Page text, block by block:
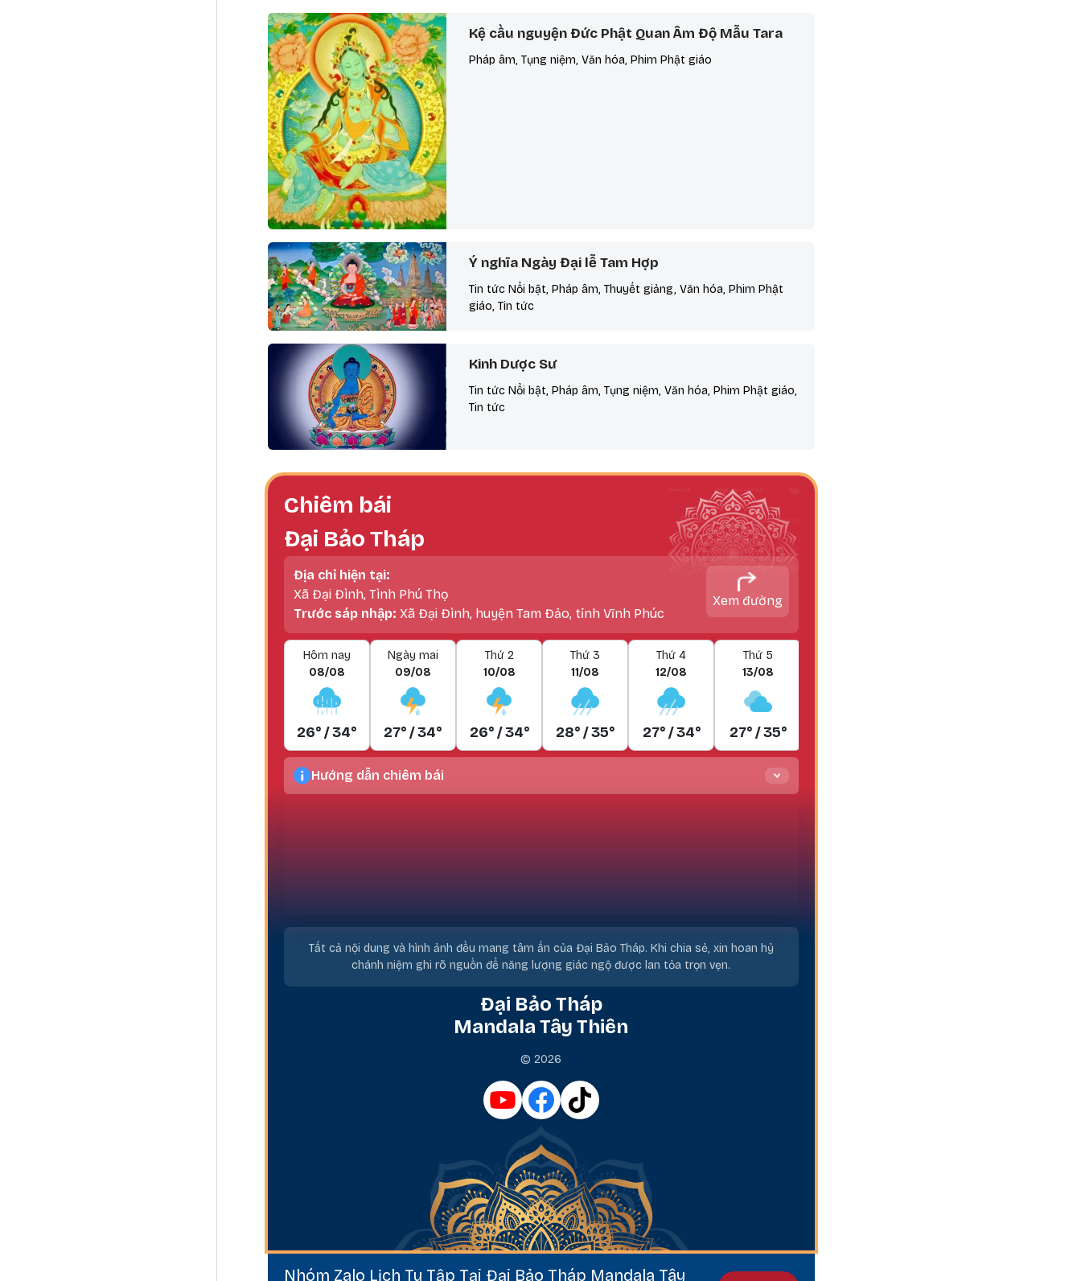
Kệ cầu nguyện Đức Phật Quan Âm Độ Mẫu Tara
Pháp âm, Tụng niệm, Văn hóa, Phim Phật giáo
Ý nghĩa Ngày Đại lễ Tam Hợp
Tin tức Nổi bật, Pháp âm, Thuyết giảng, Văn hóa, Phim Phật
giáo, Tin tức
Kinh Dược Sư
Tin tức Nổi bật, Pháp âm, Tụng niệm, Văn hóa, Phim Phật giáo,
Tin tức
Chiêm bái
Đại Bảo Tháp
Địa chỉ hiện tại:
Xã Đại Đình, Tình Phú Thọ
Trước sáp nhập: Xã Đại Đình, huyện Tam Đảo, tỉnh Vĩnh Phúc
Xem đường
Hôm nay
08/08
26° / 34°
Ngày mai
09/08
27° / 34°
Thứ 2
10/08
26° / 34°
Thứ 3
11/08
28° / 35°
Thứ 4
12/08
27° / 34°
Thứ 5
13/08
27° / 35°
Hướng dẫn chiêm bái
Tất cả nội dung và hình ảnh đều mang tâm ấn của Đại Bảo Tháp. Khi chia sẻ, xin hoan hỷ
chánh niệm ghi rõ nguồn để năng lượng giác ngộ được lan tỏa trọn vẹn.
Đại Bảo Tháp
Mandala Tây Thiên
© 2026
Nhóm Zalo Lịch Tu Tập Tại Đại Bảo Tháp Mandala Tây